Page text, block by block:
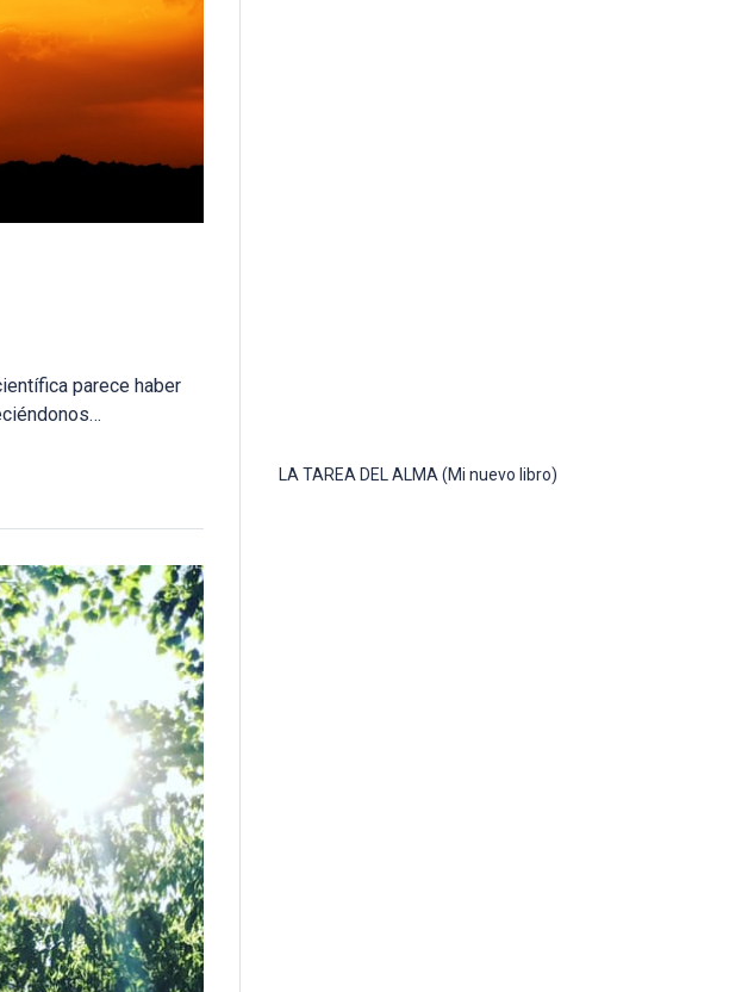
parece haber
LA TAREA DEL ALMA (Mi nuevo libro)